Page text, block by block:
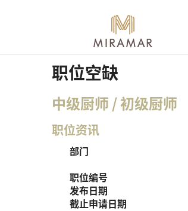
职位空缺
中级厨师 / 初级厨师
职位资讯
部门
职位编号
发布日期
截止申请日期